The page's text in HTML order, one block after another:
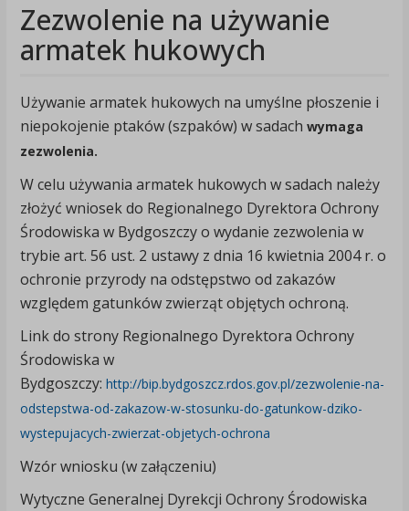
Zezwolenie na używanie
armatek hukowych
Używanie armatek hukowych na umyślne płoszenie i
niepokojenie ptaków (szpaków) w sadach wymaga
zezwolenia.
W celu używania armatek hukowych w sadach należy
złożyć wniosek do Regionalnego Dyrektora Ochrony
Środowiska w Bydgoszczy o wydanie zezwolenia w
trybie art. 56 ust. 2 ustawy z dnia 16 kwietnia 2004 r. o
ochronie przyrody na odstępstwo od zakazów
względem gatunków zwierząt objętych ochroną.
Link do strony Regionalnego Dyrektora Ochrony
Środowiska w
Bydgoszczy: http://bip.bydgoszcz.rdos.gov.pl/zezwolenie-na-
odstepstwa-od-zakazow-w-stosunku-do-gatunkow-dziko-
wystepujacych-zwierzat-objetych-ochrona
Wzór wniosku (w załączeniu)
Wytyczne Generalnej Dyrekcji Ochrony Środowiska